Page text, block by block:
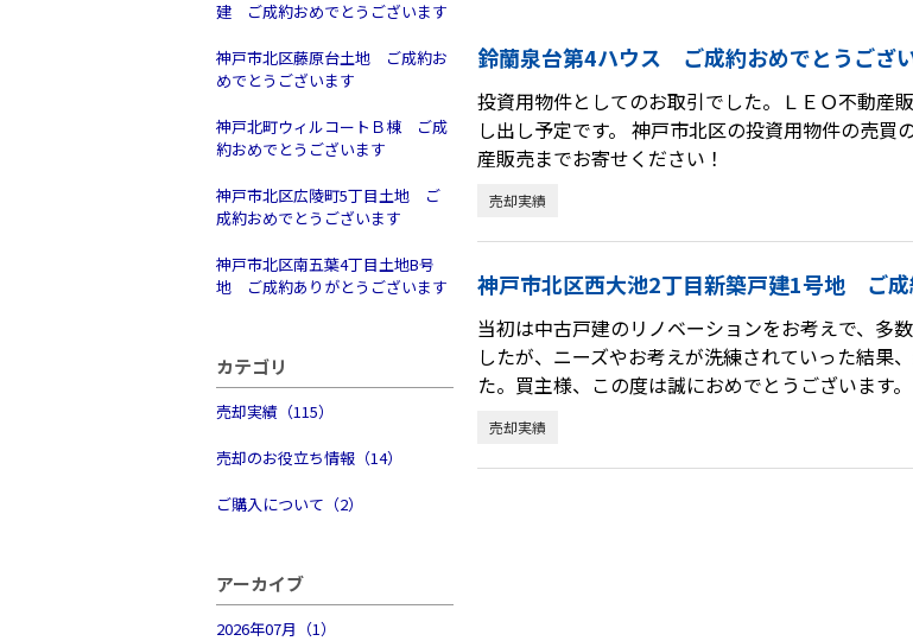
建 ご成約おめでとうございます
神戸市北区藤原台土地 ご成約お
めでとうございます
神戸北町ウィルコートＢ棟 ご成
約おめでとうございます
神戸市北区広陵町5丁目土地 ご
成約おめでとうございます
神戸市北区南五葉4丁目土地B号
地 ご成約ありがとうございます
カテゴリ
売却実績（115）
売却のお役立ち情報（14）
ご購入について（2）
アーカイブ
2026年07月（1）
鈴蘭泉台第4ハウス ご成約おめでとうござ
投資用物件としてのお取引でした。ＬＥＯ不動産
し出し予定です。 神戸市北区の投資用物件の売買
産販売までお寄せください！
売却実績
神戸市北区西大池2丁目新築戸建1号地 ご
当初は中古戸建のリノベーションをお考えで、多
したが、ニーズやお考えが洗練されていった結果
た。買主様、この度は誠におめでとうございます。
売却実績